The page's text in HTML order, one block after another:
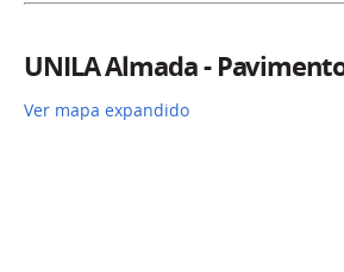
UNILA Almada -
Ver mapa expandido